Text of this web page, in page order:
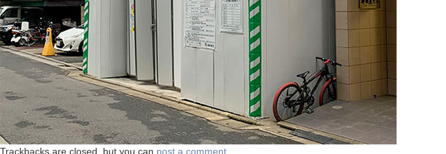
Trackbacks are closed, but you can post a comment